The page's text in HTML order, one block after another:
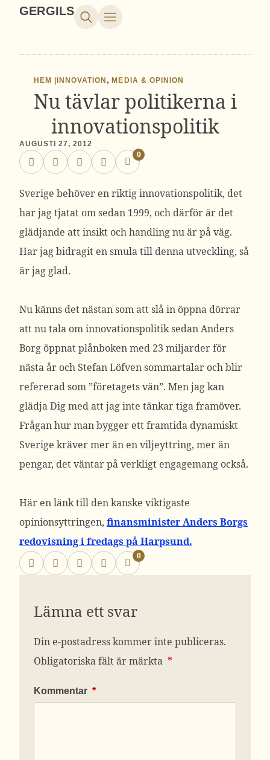
GERGILS
HEM | INNOVATION , MEDIA & OPINION
Nu tävlar politikerna i
innovationspolitik
AUGUSTI 27, 2012
0
Sverige behöver en riktig innovationspolitik, det
har jag tjatat om sedan 1999, och därför är det
glädjande att insikt och handling nu är på väg.
Har jag bidragit en smula till denna utveckling, så
är jag glad.
Nu känns det nästan som att slå in öppna dörrar
att nu tala om innovationspolitik sedan Anders
Borg öppnat plånboken med 23 miljarder för
nästa år och Stefan Löfven sommartalar och blir
refererad som ”företagets vän”. Men jag kan
glädja Dig med att jag inte tänkar tiga framöver.
Frågan hur man bygger ett framtida dynamiskt
Sverige kräver mer än en viljeyttring, mer än
pengar, det väntar på verkligt engagemang också.
Här en länk till den kanske viktigaste
opinionsyttringen, finansminister Anders Borgs
redovisning i fredags på Harpsund.
0
Lämna ett svar
Din e-postadress kommer inte publiceras.
Obligatoriska fält är märkta *
Kommentar *